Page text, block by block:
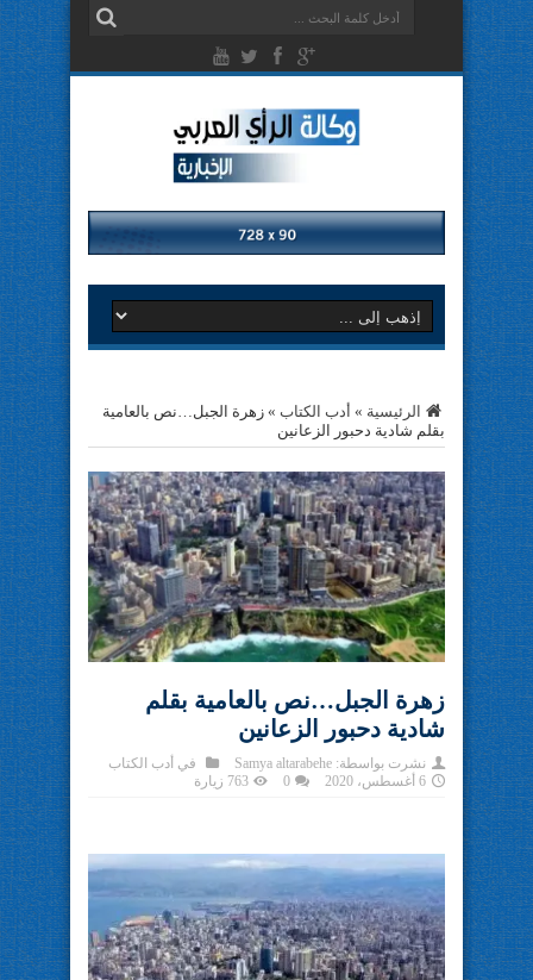
الرئيسية » أدب الكتاب » زهرة الجبل…نص بالعامية
بقلم شادية دحبور الزعانين
زهرة الجبل…نص بالعامية بقلم
شادية دحبور الزعانين
نشرت بواسطة: Samya altarabehe في أدب الكتاب
6 أغسطس، 2020
0 763 زيارة